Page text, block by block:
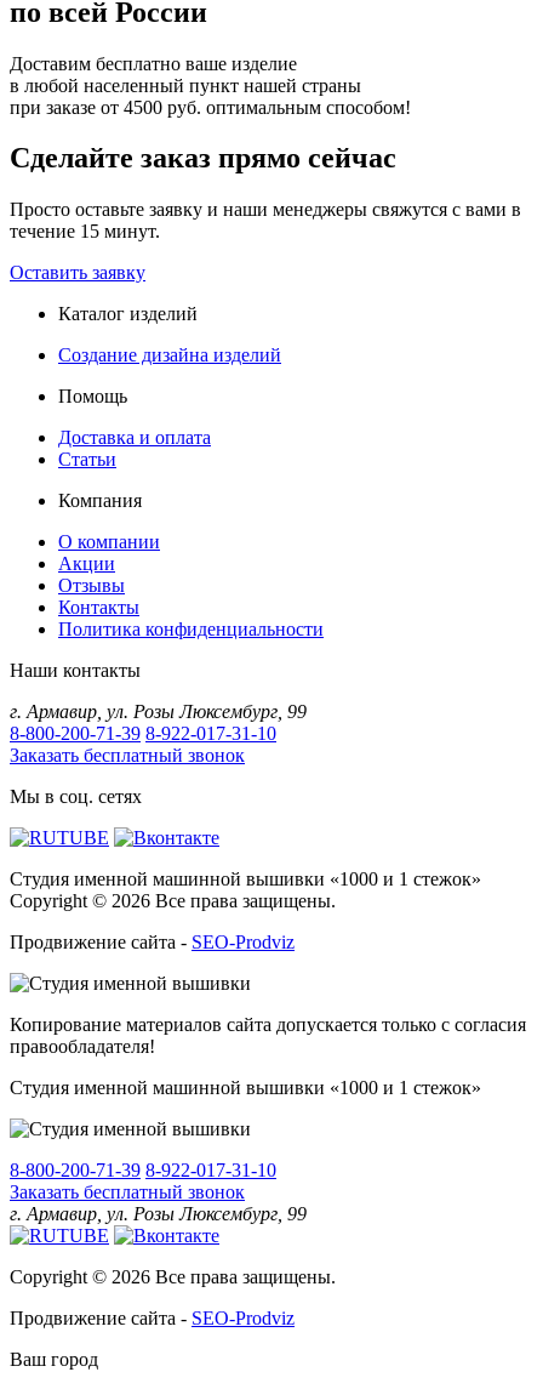
по всей России
Доставим бесплатно ваше изделие
в любой населенный пункт нашей страны
при заказе от 4500 руб. оптимальным способом!
Сделайте заказ прямо сейчас
Просто оставьте заявку и наши менеджеры свяжутся с вами в
течение 15 минут.
Оставить заявку
Каталог изделий
Создание дизайна изделий
Помощь
Доставка и оплата
Статьи
Компания
О компании
Акции
Отзывы
Контакты
Политика конфиденциальности
Наши контакты
г. Армавир ул. Розы Люксембург, 99
8-800-200-71-39 8-922-017-31-10
Заказать бесплатный звонок
Мы в соц. сетях
Студия именной машинной вышивки «1000 и 1 стежок»
Copyright © 2026 Все права защищены.
Продвижение сайта - SEO-Prodviz
Копирование материалов сайта допускается только с согласия
правообладателя!
Студия именной машинной вышивки «1000 и 1 стежок»
8-800-200-71-39 8-922-017-31-10
Заказать бесплатный звонок
г. Армавир, ул. Розы Люксембург, 99
Copyright © 2026 Все права защищены.
Продвижение сайта - SEO-Prodviz
Ваш город